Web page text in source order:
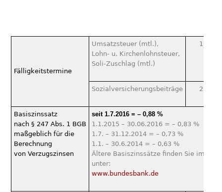
Fälligkeitstermine
Umsatzsteuer (mtl.),
Lohn- u. Kirchenlohnsteuer,
Soli-Zuschlag (mtl.)
Sozialversicherungsbeiträge
Basiszinssatz
nach § 247 Abs. 1 BGB
maßgeblich für die
Berechnung
von Verzugszinsen
seit 1.7.2016 = – 0,88 %
1.1.2015 – 30.06.2016 = – 0,83 %
1.7. – 31.12.2014 = – 0,73 %
1.1. – 30.6.2014 = – 0,63 %
Ältere Basiszinssätze finden Sie im
unter:
www.bundesbank.de